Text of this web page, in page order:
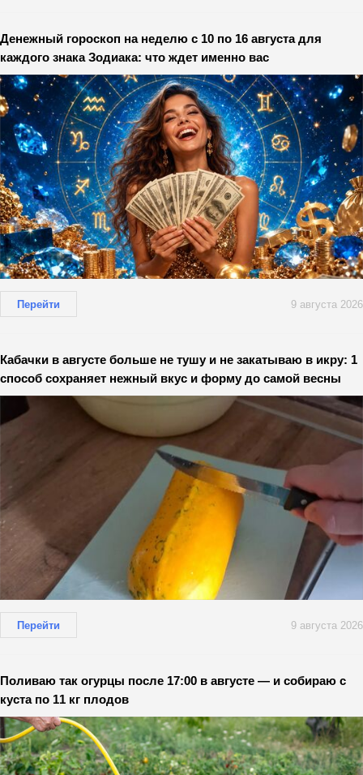
Денежный гороскоп на неделю с 10 по 16 августа для
каждого знака Зодиака: что ждет именно вас
Перейти 9 августа 2026
Кабачки в августе больше не тушу и не закатываю в икру: 1
способ сохраняет нежный вкус и форму до самой весны
Перейти 9 августа 2026
Поливаю так огурцы после 17:00 в августе — и собираю с
куста по 11 кг плодов